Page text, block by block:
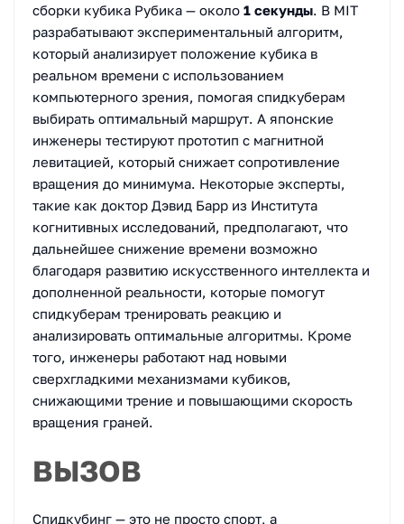
сборки кубика Рубика — около 1 секунды. В MIT
разрабатывают экспериментальный алгоритм,
который анализирует положение кубика в
реальном времени с использованием
компьютерного зрения, помогая спидкуберам
выбирать оптимальный маршрут. А японские
инженеры тестируют прототип с магнитной
левитацией, который снижает сопротивление
вращения до минимума. Некоторые эксперты,
такие как доктор Дэвид Барр из Института
когнитивных исследований, предполагают, что
дальнейшее снижение времени возможно
благодаря развитию искусственного интеллекта и
дополненной реальности, которые помогут
спидкуберам тренировать реакцию и
анализировать оптимальные алгоритмы. Кроме
того, инженеры работают над новыми
сверхгладкими механизмами кубиков,
снижающими трение и повышающими скорость
вращения граней.
ВЫЗОВ
Спидкубинг — это не просто спорт, а